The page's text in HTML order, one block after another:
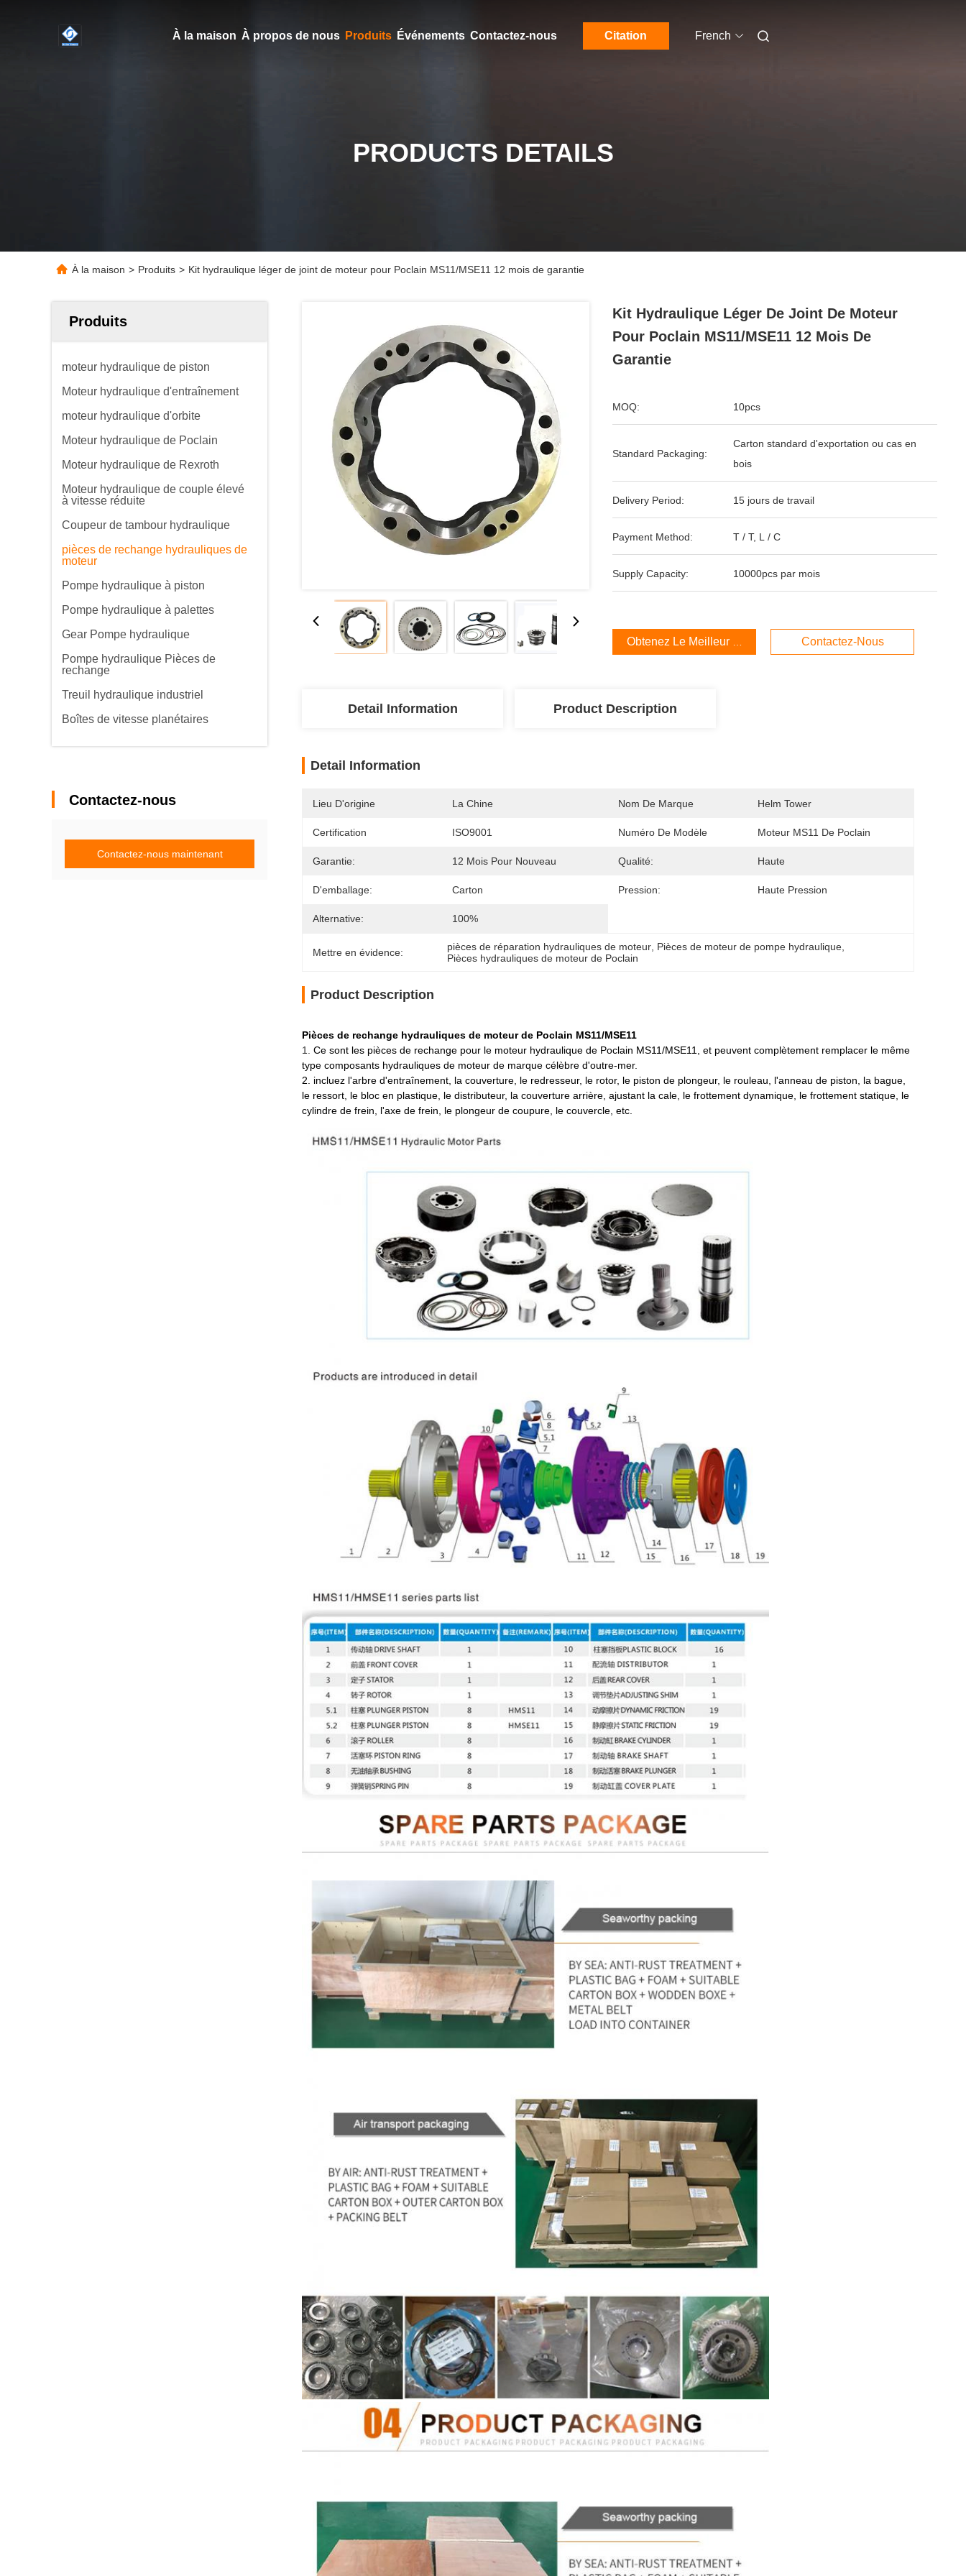
À la maison À propos de nous Produits Événements Contactez-nous Citation French
PRODUCTS DETAILS
À la maison > Produits > Kit hydraulique léger de joint de moteur pour Poclain MS11/MSE11 12 mois de garantie
Produits
moteur hydraulique de piston
Moteur hydraulique d'entraînement
moteur hydraulique d'orbite
Moteur hydraulique de Poclain
Moteur hydraulique de Rexroth
Moteur hydraulique de couple élevé
à vitesse réduite
Coupeur de tambour hydraulique
pièces de rechange hydrauliques de
moteur
Pompe hydraulique à piston
Pompe hydraulique à palettes
Gear Pompe hydraulique
Pompe hydraulique Pièces de
rechange
Treuil hydraulique industriel
Boîtes de vitesse planétaires
Contactez-nous
Contactez-nous maintenant
Kit Hydraulique Léger De Joint De Moteur
Pour Poclain MS11/MSE11 12 Mois De
Garantie
MOQ: 10pcs
Standard Packaging:
Carton standard d'exportation ou cas en
bois
Delivery Period: 15 jours de travail
Payment Method: T / T, L / C
Supply Capacity: 10000pcs par mois
Obtenez Le Meilleur Prix Contactez-Nous
Detail Information Product Description
Detail Information
Lieu D'origine La Chine Nom De Marque Helm Tower
Certification ISO9001 Numéro De Modèle Moteur MS11 De Poclain
Garantie: 12 Mois Pour Nouveau Qualité: Haute
D'emballage: Carton Pression: Haute Pression
Alternative: 100%
Mettre en évidence: pièces de réparation hydrauliques de moteur Pièces de moteur de pompe hydraulique
Pièces hydrauliques de moteur de Poclain
Product Description
Pièces de rechange hydrauliques de moteur de Poclain MS11/MSE11
1. Ce sont les pièces de rechange pour le moteur hydraulique de Poclain MS11/MSE11, et peuvent complètement remplacer le même
type composants hydrauliques de moteur de marque célèbre d'outre-mer.
2. incluez l'arbre d'entraînement, la couverture, le redresseur, le rotor, le piston de plongeur, le rouleau, l'anneau de piston, la bague,
le ressort, le bloc en plastique, le distributeur, la couverture arrière, ajustant la cale, le frottement dynamique, le frottement statique, le
cylindre de frein, l'axe de frein, le plongeur de coupure, le couvercle, etc.